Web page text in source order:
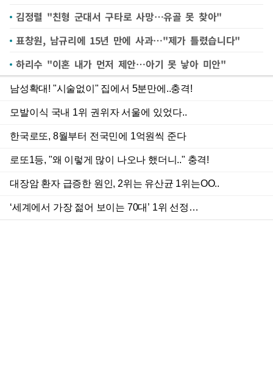
김정렬 "친형 군대서 구타로 사망…유골 못 찾아"
표창원, 남규리에 15년 만에 사과…"제가 틀렸습니다"
하리수 "이혼 내가 먼저 제안…아기 못 낳아 미안"